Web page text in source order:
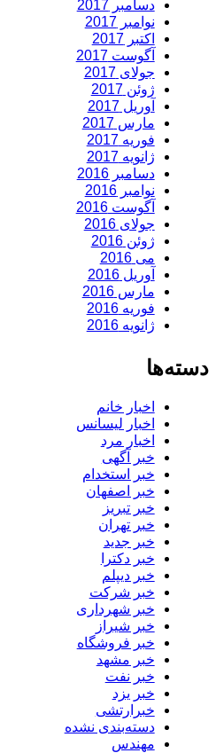
دسامبر 2017
نوامبر 2017
اکتبر 2017
آگوست 2017
جولای 2017
ژوئن 2017
آوریل 2017
مارس 2017
فوریه 2017
ژانویه 2017
دسامبر 2016
نوامبر 2016
آگوست 2016
جولای 2016
ژوئن 2016
می 2016
آوریل 2016
مارس 2016
فوریه 2016
ژانویه 2016
دسته‌ها
اخبار خانم
اخبار لیسانس
اخبار مرد
خبر آگهی
خبر استخدام
خبر اصفهان
خبر تبریز
خبر تهران
خبر جدید
خبر دکترا
خبر دیپلم
خبر شرکت
خبر شهرداری
خبر شیراز
خبر فروشگاه
خبر مشهد
خبر نفت
خبر یزد
خبرارتشی
دسته‌بندی نشده
مهندس